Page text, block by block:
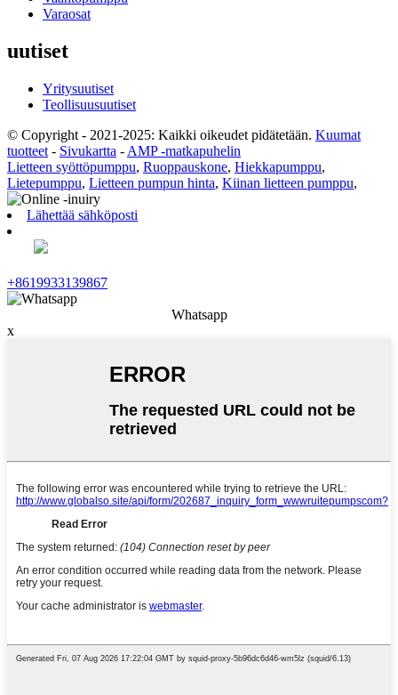
Varaosat
uutiset
Yritysuutiset
Teollisuusuutiset
© Copyright - 2021-2025: Kaikki oikeudet pidätetään. Kuumat
tuotteet - Sivukartta - AMP -matkapuhelin
Lietteen syöttöpumppu, Ruoppauskone, Hiekkapumppu,
Lietepumppu, Lietteen pumpun hinta, Kiinan lietteen pumppu,
Lähettää sähköposti
+8619933139867
Whatsapp
x